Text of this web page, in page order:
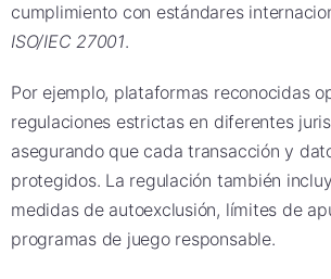
cumplimiento con estándares
ISO/IEC 27001.
Por ejemplo, plataformas reconocidas
regulaciones estrictas en diferentes
asegurando que cada transacción y
protegidos. La regulación también
medidas de autoexclusión, límites de
programas de juego responsable.